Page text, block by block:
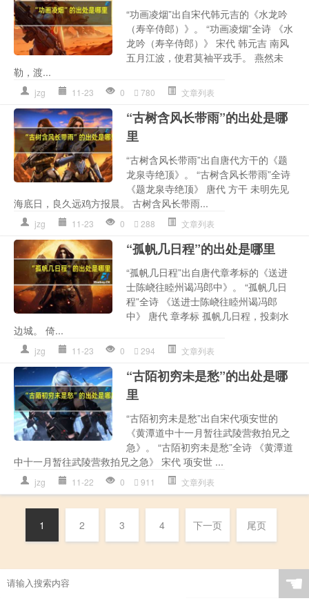
“功画凌烟”出自宋代韩元吉的《水龙吟
（寿辛侍郎）》。 “功画凌烟”全诗 《水
龙吟（寿辛侍郎）》 宋代 韩元吉 南风
五月江波，使君莫袖平戎手。 燕然未
勒，渡...
jzg 11-23 0 780 文章列表
“古树含风长带雨”的出处是哪
里
“古树含风长带雨”出自唐代方干的《题
龙泉寺绝顶》。 “古树含风长带雨”全诗
《题龙泉寺绝顶》 唐代 方干 未明先见
海底日，良久远鸡方报晨。 古树含风长带雨...
jzg 11-23 0 288 文章列表
“孤帆几日程”的出处是哪里
“孤帆几日程”出自唐代章孝标的《送进
士陈峣往睦州谒冯郎中》。 “孤帆几日
程”全诗 《送进士陈峣往睦州谒冯郎
中》 唐代 章孝标 孤帆几日程，投刺水
边城。 倚...
jzg 11-23 0 294 文章列表
“古陌初穷未是愁”的出处是哪
里
“古陌初穷未是愁”出自宋代项安世的
《黄潭道中十一月暂往武陵营救拍兄之
急》。 “古陌初穷未是愁”全诗 《黄潭道
中十一月暂往武陵营救拍兄之急》 宋代 项安世 ...
jzg 11-22 0 911 文章列表
1 2 3 4 下一页 尾页
☚